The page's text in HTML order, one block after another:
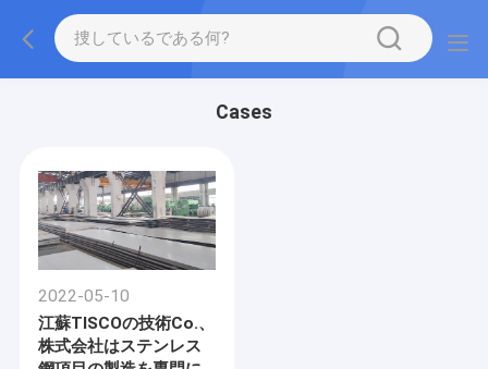
Cases
2022-05-10
江蘇TISCOの技術Co.、
株式会社はステンレス